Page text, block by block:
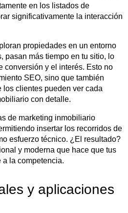
en los listados de
significativamente la interacción
propiedades en un entorno
pasan más tiempo en tu sitio, lo
conversión y el interés. Esto no
SEO, sino que también
los clientes pueden ver cada
con detalle.
de marketing inmobiliario
insertar los recorridos de
esfuerzo técnico. ¿El resultado?
y moderna que hace que tus
a la competencia.
y aplicaciones